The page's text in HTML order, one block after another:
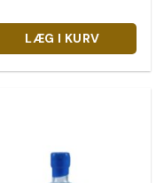
LÆG I KURV